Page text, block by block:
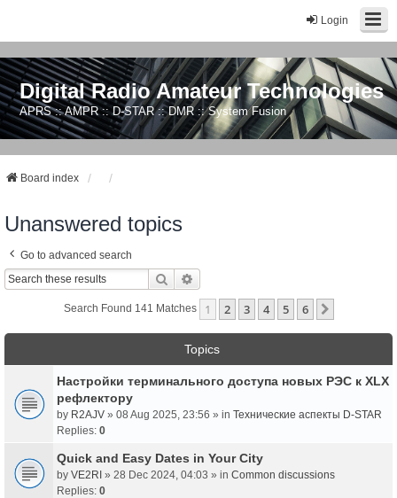
Login
Digital Radio Amateur Technologies
APRS :: AMPR :: D-STAR :: DMR :: System Fusion
Board index
Unanswered topics
Go to advanced search
Search
Search Found 141 Matches 1 2 3 4 5 6
Topics
Настройки терминального доступа новых РЭС к XLX
рефлектору
by R2AJV » 08 Aug 2025, 23:56 » in Технические аспекты D-STAR
Replies: 0
Quick and Easy Dates in Your City
by VE2RI » 28 Dec 2024, 04:03 » in Common discussions
Replies: 0